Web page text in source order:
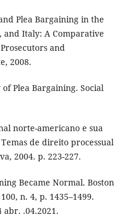
Plea Bargaining in the
and Italy: A Comparative
and
2008.
Plea Bargaining. Social
norte-americano e sua
de direito processual
2004. p. 223-227.
Became Normal. Boston
n. 4, p. 1435–1499.
abr. .04.2021.